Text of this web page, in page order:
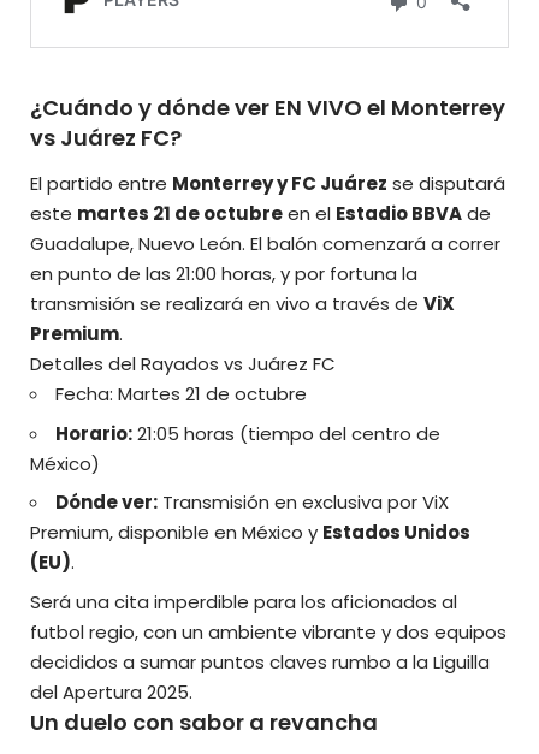
¿Cuándo y dónde ver EN VIVO el Monterrey
vs Juárez FC?
El partido entre Monterrey y FC Juárez se disputará
este martes 21 de octubreen el Estadio BBVAde
Guadalupe, Nuevo León. El balón comenzará a correr
en punto de las 21:00 horas, y por fortuna la
transmisión se realizará en vivo a través de ViX
Premium.
Detalles del Rayados vs Juárez FC
Fecha: Martes 21 de octubre
Horario:21:05 horas (tiempo del centro de
México)
Dónde ver: Transmisión en exclusiva por ViX
Premium, disponible en México y Estados Unidos
(EU).
Será una cita imperdible para los aficionados al
futbol regio, con un ambiente vibrante y dos equipos
decididos a sumar puntos claves rumbo a la Liguilla
del Apertura 2025.
Un duelo con sabor a revancha